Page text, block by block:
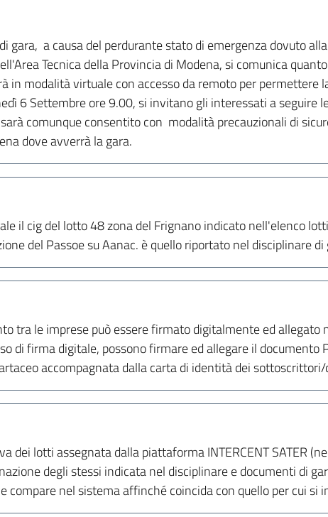
gara, a causa del perdurante stato di emergenza dovuto
Tecnica della Provincia di Modena, si comunica
in modalità virtuale con accesso da remoto per permettere
6 Settembre ore 9.00, si invitano gli interessati a seguire
comunque consentito con modalità precauzionali di
dove avverrà la gara.
il cig del lotto 48 zona del Frignano indicato nell'elenco
del Passoe su Aanac. è quello riportato nel disciplinare di
tra le imprese può essere firmato digitalmente ed
di firma digitale, possono firmare ed allegare il documento
accompagnata dalla carta di identità dei
dei lotti assegnata dalla piattaforma INTERCENT SATER
degli stessi indicata nel disciplinare e documenti di
compare nel sistema affinché coincida con quello per cui si